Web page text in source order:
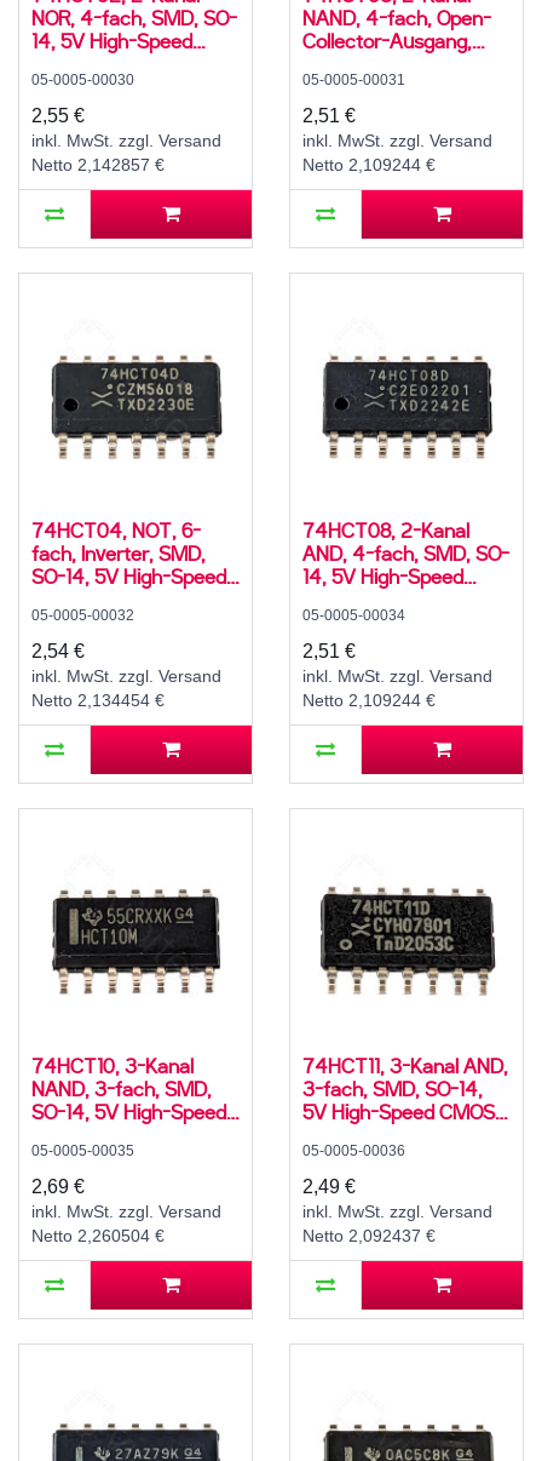
NOR, 4-fach, SMD, SO-
14, 5V High-Speed
05-0005-00030
2,55 €
inkl. MwSt. zzgl. Versand
Netto 2,142857 €
NAND, 4-fach, Open-
Collector-Ausgang,
Speed CMOS, -40..125
°C
05-0005-00031
2,51 €
inkl. MwSt. zzgl. Versand
Netto 2,109244 €
74HCT04, NOT, 6-
fach, Inverter, SMD,
SO-14, 5V High-Speed
05-0005-00032
2,54 €
inkl. MwSt. zzgl. Versand
Netto 2,134454 €
74HCT08, 2-Kanal
AND, 4-fach, SMD, SO-
14, 5V High-Speed
05-0005-00034
2,51 €
inkl. MwSt. zzgl. Versand
Netto 2,109244 €
74HCT10, 3-Kanal
NAND, 3-fach, SMD,
SO-14, 5V High-Speed
05-0005-00035
2,69 €
inkl. MwSt. zzgl. Versand
Netto 2,260504 €
74HCT11, 3-Kanal AND,
3-fach, SMD, SO-14,
5V High-Speed CMOS,
05-0005-00036
2,49 €
inkl. MwSt. zzgl. Versand
Netto 2,092437 €